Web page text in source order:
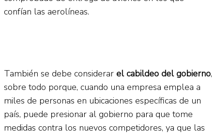
confían las aerolíneas.
También se debe considerar el cabildeo del gobierno,
sobre todo porque, cuando una empresa emplea a
miles de personas en ubicaciones específicas de un
país, puede presionar al gobierno para que tome
medidas contra los nuevos competidores, ya que las